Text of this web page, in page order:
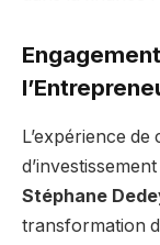
L’expérience
Stéphane
transformation